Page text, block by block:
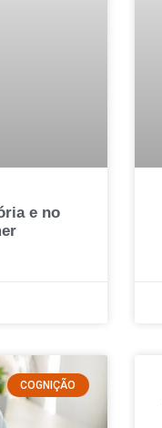
e no
COGNIÇÃO